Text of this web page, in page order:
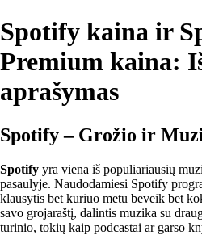
Spotify kaina ir
Premium kaina:
aprašymas
Spotify – Grožio ir
Spotify yra viena iš populiariausių
pasaulyje. Naudodamiesi Spotify
klausytis bet kuriuo metu beveik bet
savo grojaraštį, dalintis muzika su
turinio, tokių kaip podcastai ar garso